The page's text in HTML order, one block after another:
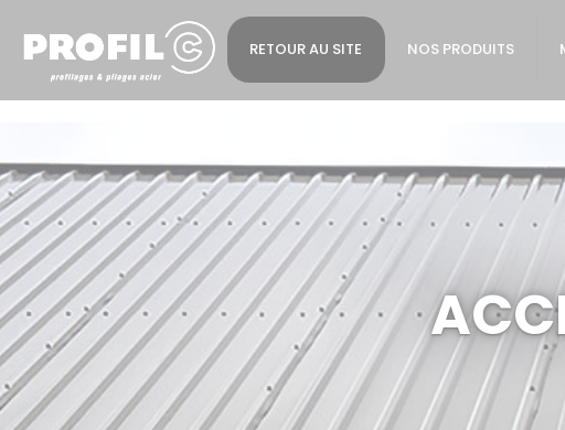
RETOUR AU SITE NOS PRODUITS
Cookies management panel